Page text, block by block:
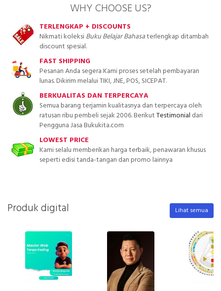
WHY CHOOSE US?
TERLENGKAP + DISCOUNTS
Nikmati koleksiBuku Belajar Bahasaterlengkap ditambah
discount spesial.
FAST SHIPPING
Pesanan Anda segera Kami proses setelah pembayaran
lunas. Dikirim melalui TIKI, JNE, POS, SICEPAT.
BERKUALITAS DAN TERPERCAYA
Semua barang terjamin kualitasnya dan terpercaya oleh
ratusan ribu pembeli sejak 2006. BerikutTestimonial dari
Pengguna Jasa Bukukita.com
LOWEST PRICE
Kami selalu memberikan harga terbaik, penawaran khusus
seperti edisi tanda-tangan dan promo lainnya
Produk digital Lihat semua